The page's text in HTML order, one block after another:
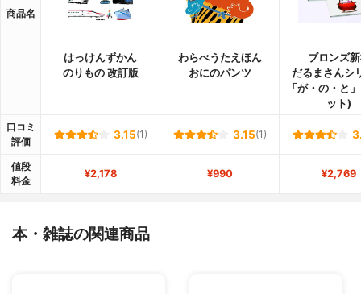
商品名
はっけんずかん
のりもの 改訂版
わらべうたえほん
おにのパンツ
ブロンズ
だるまさんシ
「が・の・と
ット)
口コミ
評価
3.15(1) 3.15(1)
値段
料金
¥2,178 ¥990 ¥2,769
本・雑誌の関連商品